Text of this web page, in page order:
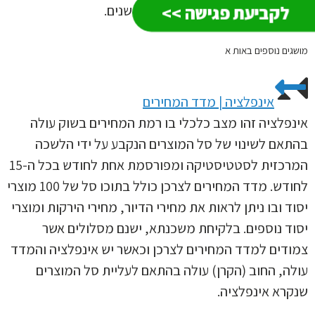
לקביעת פגישה >>
מושגים נוספים באותא
אינפלציה | מדד המחירים
אינפלציה זהו מצב כלכלי בו רמת המחירים בשוק עולה
בהתאם לשינוי של סל המוצרים הנקבע על ידי הלשכה
המרכזית לסטטיסטיקה ומפורסמת אחת לחודש בכל ה-15
לחודש. מדד המחירים לצרכן כולל בתוכו סל של 100 מוצרי
יסוד ובו ניתן לראות את מחירי הדיור, מחירי הירקות ומוצרי
יסוד נוספים. בלקיחת משכנתא, ישנם מסלולים אשר
צמודים למדד המחירים לצרכן וכאשר יש אינפלציה והמדד
עולה, החוב (הקרן) עולה בהתאם לעליית סל המוצרים
שנקרא אינפלציה.